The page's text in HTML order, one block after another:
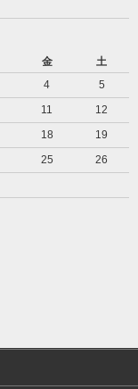
金
土
4
5
11
12
18
19
25
26